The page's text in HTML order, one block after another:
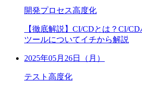
開発プロセス高度化
【徹底解説】CI/CDとは？CI/
ツールについてイチから解説
2025年05月26日（月）
テスト高度化